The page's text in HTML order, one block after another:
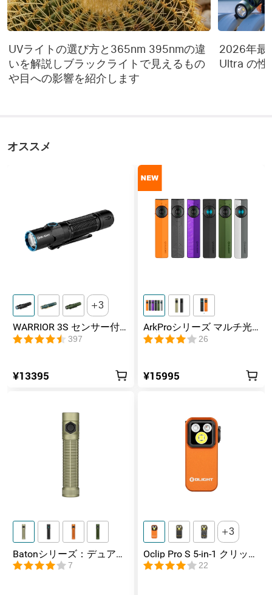
UVライトの選び方と365nm 395nmの違
いを解説しブラックライトで見えるもの
や目への影響を紹介します
2026年最
Ultra の性
オススメ
3
WARRIOR 3S センサー付
きタクティカルライト マ
グネット充電式 懐中電灯
397
¥13395
ArkProシリーズ マルチ光
源薄型フラッシュライト
26
¥15995
Batonシリーズ：デュアル
スイッチ搭載の高ルーメ
ンコンパクトEDC懐中電灯
7
3
Oclip Pro S 5-in-1 クリップ
式懐中電灯 UV & RGB 5光
源搭載 充電式ミニライト
22